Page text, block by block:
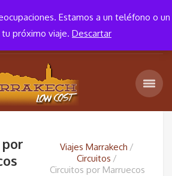
652 881 10:00 – 18:00
Viajes Marrakech
Circuitos
Circuitos por Marruecos
Estamos a un teléfono o un
próximo viaje. Descartar